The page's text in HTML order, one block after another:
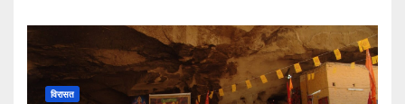
विरासत